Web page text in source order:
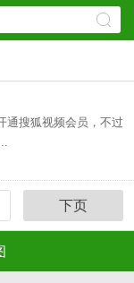
通搜狐视频会员，不过
下页